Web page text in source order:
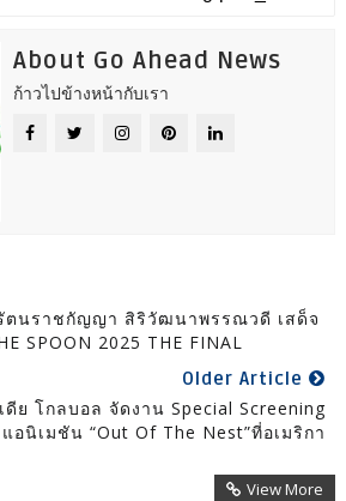
About Go Ahead News
ก้าวไปข้างหน้ากับเรา
ตนราชกัญญา สิริวัฒนาพรรณวดี เสด็จ
SPOON 2025 THE FINAL
Older Article
ย โกลบอล จัดงาน Special Screening
แอนิเมชัน “Out Of The Nest”ที่อเมริกา
View More